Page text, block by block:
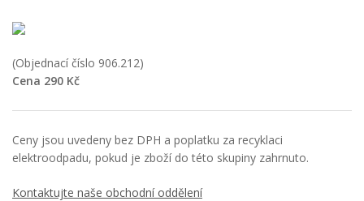
(Objednací číslo 906.212)
Cena 290 Kč
Ceny jsou uvedeny bez DPH a poplatku za recyklaci
elektroodpadu, pokud je zboží do této skupiny zahrnuto.
Kontaktujte naše obchodní oddělení